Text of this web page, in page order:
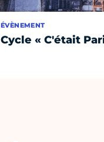
ÉVÈNEMENT
Cycle « C'était